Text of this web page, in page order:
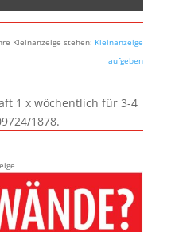
Kleinanzeige stehen: Kleinanzeige
aufgeben
1 x wöchentlich für 3-4
1878.